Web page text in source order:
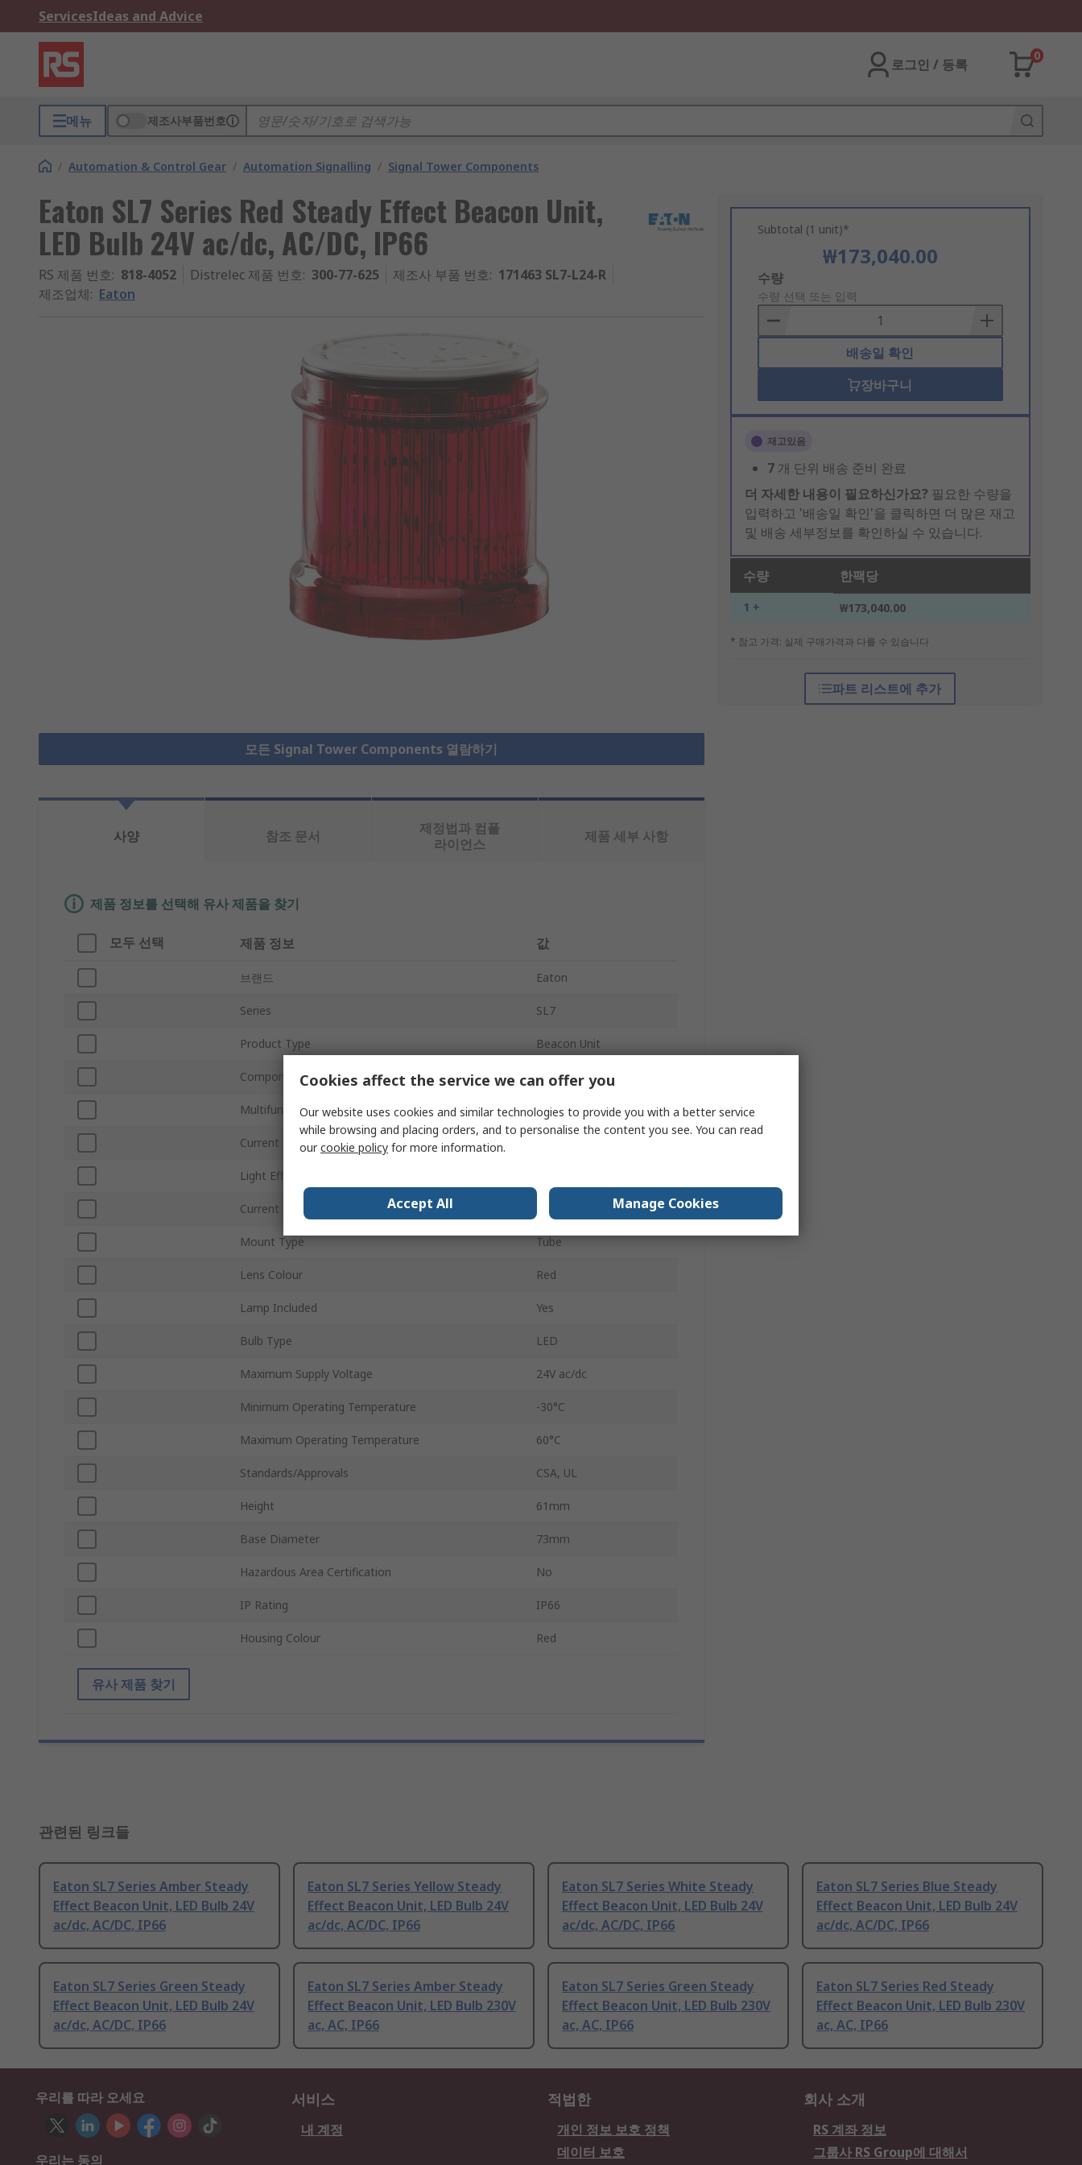
ServicesIdeas and Advice
로그인 / 등록
0
메뉴 제조사부품번호
/ Automation & Control Gear / Automation Signalling / Signal Tower Components
Eaton SL7 Series Red Steady Effect Beacon Unit,
LED Bulb 24V ac/dc, AC/DC, IP66
RS 제품 번호: 818-4052 Distrelec 제품 번호: 300-77-625 제조사 부품 번호: 171463 SL7-L24-R
제조업체: Eaton
모든 Signal Tower Components 열람하기
Subtotal (1 unit)*
₩173,040.00
Add
to
Basket
수량
수량 선택 또는 입력
배송일 확인
장바구니
재고있음
7 개 단위 배송 준비 완료
더 자세한 내용이 필요하신가요? 필요한 수량을
입력하고 '배송일 확인'을 클릭하면 더 많은 재고
및 배송 세부정보를 확인하실 수 있습니다.
수량 한팩당
1 + ₩173,040.00
* 참고 가격: 실제 구매가격과 다를 수 있습니다
파트 리스트에 추가
사양 참조 문서
제정법과 컴플
라이언스
제품 세부 사항
제품 정보를 선택해 유사 제품을 찾기
모두 선택 제품 정보 값
브랜드 Eaton
Series SL7
Product Type Beacon Unit
Component Type Beacon
Multifunction No
Current Type
Light Effect
Current Consumption 0.049, 0.054mA
Mount Type Tube
Lens Colour Red
Lamp Included Yes
Bulb Type LED
Maximum Supply Voltage 24V ac/dc
Minimum Operating Temperature -30°C
Maximum Operating Temperature 60°C
Standards/Approvals CSA, UL
Height 61mm
Base Diameter 73mm
Hazardous Area Certification No
IP Rating IP66
Housing Colour Red
유사 제품 찾기
관련된 링크들
Eaton SL7 Series Amber Steady
Effect Beacon Unit, LED Bulb 24V
ac/dc, AC/DC, IP66
Eaton SL7 Series Yellow Steady
Effect Beacon Unit, LED Bulb 24V
ac/dc, AC/DC, IP66
Eaton SL7 Series White Steady
Effect Beacon Unit, LED Bulb 24V
ac/dc, AC/DC, IP66
Eaton SL7 Series Blue Steady
Effect Beacon Unit, LED Bulb 24V
ac/dc, AC/DC, IP66
Eaton SL7 Series Green Steady
Effect Beacon Unit, LED Bulb 24V
ac/dc, AC/DC, IP66
Eaton SL7 Series Amber Steady
Effect Beacon Unit, LED Bulb 230V
ac, AC, IP66
Eaton SL7 Series Green Steady
Effect Beacon Unit, LED Bulb 230V
ac, AC, IP66
Eaton SL7 Series Red Steady
Effect Beacon Unit, LED Bulb 230V
ac, AC, IP66
우리를 따라 오세요
우리는 동의
서비스
내 계정
적법한
개인 정보 보호 정책
데이터 보호
회사 소개
RS 계좌 정보
그룹사 RS Group에 대해서
Cookies affect the service we can offer you
Our website uses cookies and similar technologies to provide you with a better service
while browsing and placing orders, and to personalise the content you see. You can read
ourcookie policy for more information.
Accept All Manage Cookies